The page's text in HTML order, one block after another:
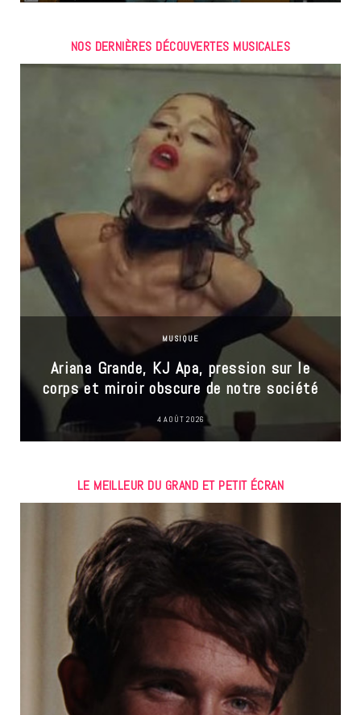
NOS DERNIÈRES DÉCOUVERTES MUSICALES
MUSIQUE
Ariana Grande, KJ Apa, pression sur le
corps et miroir obscure de notre société
4 AOÛT 2026
LE MEILLEUR DU GRAND ET PETIT ÉCRAN